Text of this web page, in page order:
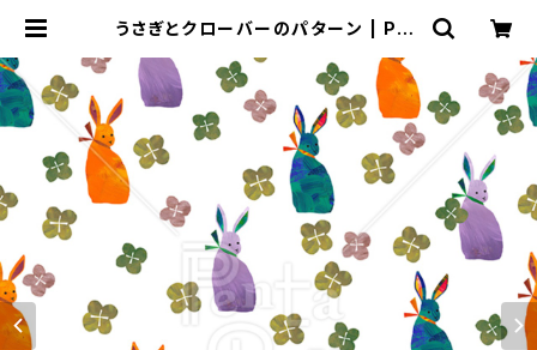
うさぎとクローバーのパターン | Pen